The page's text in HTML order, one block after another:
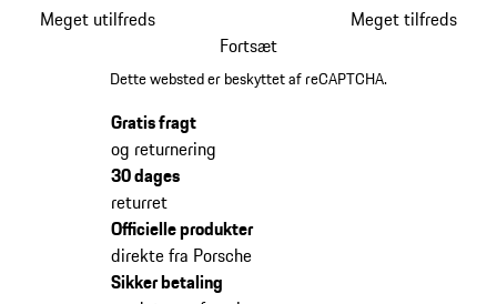
Meget utilfreds
Meget tilfreds
Fortsæt
Dette websted er beskyttet af reCAPTCHA.
Gratis fragt
og returnering
30 dages
returret
Officielle produkter
direkte fra Porsche
Sikker betaling